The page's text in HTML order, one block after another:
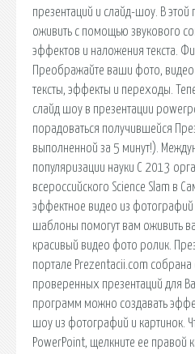
презентаций и слайд-шоу. В
оживить с помощью звукового
эффектов и наложения текста.
Преображайте ваши фото,
тексты, эффекты и переходы.
слайд шоу в презентации
порадоваться получившейся
выполненной за 5 минут!).
популяризации науки С 2013
всероссийского Science Slam в
эффектное видео из
шаблоны помогут вам оживить
красивый видео фото ролик.
портале Prezentacii.com
проверенных презентаций для
программ можно создавать
шоу из фотографий и картинок.
PowerPoint, щелкните ее